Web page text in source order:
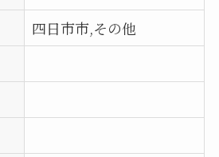
四日市市,その他